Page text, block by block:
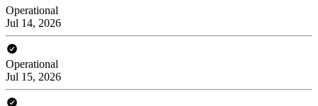
Operational
Jul 14, 2026
Operational
Jul 15, 2026